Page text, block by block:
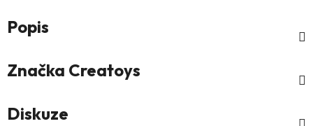
Popis
Značka Creatoys
Diskuze